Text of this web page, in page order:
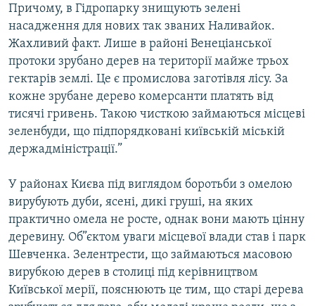
Причому, в Гідропарку знищують зелені
насадження для нових так званих Наливайок.
Жахливий факт. Лише в районі Венеціанської
протоки зрубано дерев на території майже трьох
гектарів землі. Це є промислова заготівля лісу. За
кожне зрубане дерево комерсанти платять від
тисячі гривень. Такою чисткою займаються місцеві
зеленбуди, що підпорядковані київській міській
держадміністрації.”
У районах Києва під виглядом боротьби з омелою
вирубують дуби, ясені, дикі груші, на яких
практично омела не росте, однак вони мають цінну
деревину. Об”єктом уваги місцевої влади став і парк
Шевченка. Зелентрести, що займаються масовою
вирубкою дерев в столиці під керівництвом
Київської мерії, пояснюють це тим, що старі дерева